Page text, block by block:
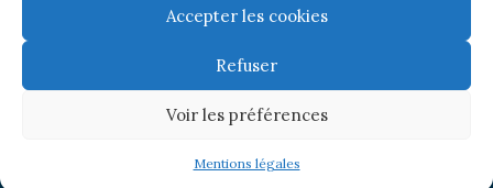
Accepter les cookies
Refuser
Voir les préférences
Mentions légales
Bus : Mairie du XVIII
Newsletter
© Paroisse Notre-Dame de Clignancourt